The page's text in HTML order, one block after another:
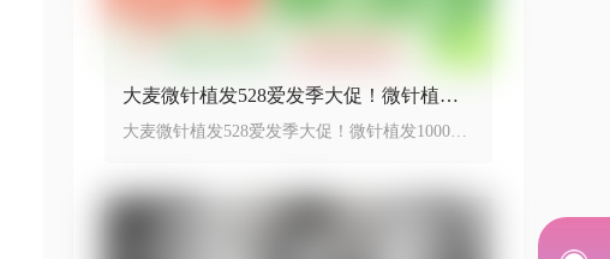
大麦微针植发528爱发季大促！微针植发1
000单位活动价8999元~
大麦微针植发528爱发季大促！微针植发1000单